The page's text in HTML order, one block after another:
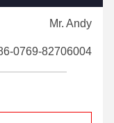
Mr. Andy
0769-82706004